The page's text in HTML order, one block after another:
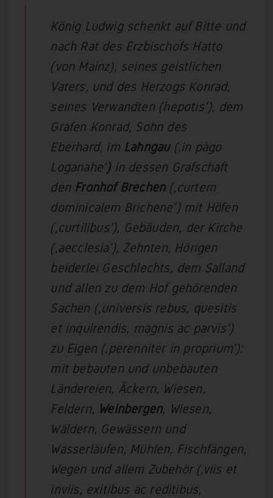
König Ludwig schenkt auf Bitte und
nach Rat des Erzbischofs Hatto
(von Mainz), seines geistlichen
Vaters, und des Herzogs Konrad,
seines Verwandten (’nepotis‘), dem
Grafen Konrad, Sohn des
Eberhard, im Lahngau(‚in pàgo
Loganahe‘)in dessen Grafschaft
den Fronhof Brechen(‚curtem
dominicalem Brichene‘) mit Höfen
(‚curtilibus‘), Gebäuden, der Kirche
(‚aecclesia‘), Zehnten, Hörigen
beiderlei Geschlechts, dem Salland
und allen zu dem Hof gehörenden
Sachen (‚universis rebus, quesitis
et inquirendis, magnis ac parvis‘)
zu Eigen (‚perenniter in proprium‘):
mit bebauten und unbebauten
Ländereien, Äckern, Wiesen,
Feldern, Weinbergen, Wiesen,
Wäldern, Gewässern und
Wasserläufen, Mühlen, Fischfängen,
Wegen und allem Zubehör (‚viis et
inviis, exitibus ac reditibus,